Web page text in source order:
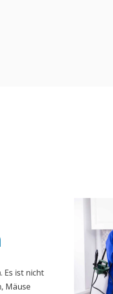
Es ist nicht
Mäuse